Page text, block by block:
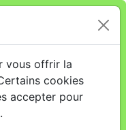
au 4, rue Audubon
close
au retrait en
passer vos
de la Bible
vous offrir la
cookies
accepter pour